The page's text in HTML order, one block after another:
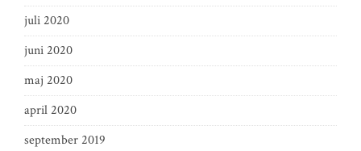
juli 2020
juni 2020
maj 2020
april 2020
september 2019